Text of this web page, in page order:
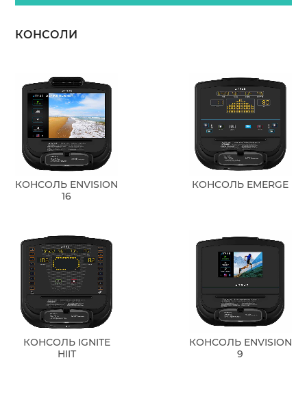
КОНСОЛИ
КОНСОЛЬ ENVISION
16
КОНСОЛЬ EMERGE
КОНСОЛЬ IGNITE
HIIT
КОНСОЛЬ ENVISION
9